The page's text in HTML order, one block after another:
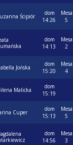
Ścipiór
dom
14:26
Mesa
5
dom
14:13
Mesa
2
Jońska
dom
15:20
Mesa
4
Malicka
dom
15:19
Cuper
dom
15:13
Mesa
5
dom
14:56
Mesa
3